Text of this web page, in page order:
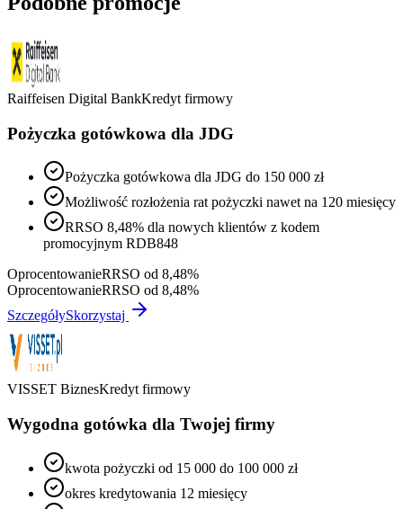
Raiffeisen Digital BankKredyt firmowy
Pożyczka gotówkowa dla JDG
Pożyczka gotówkowa dla JDG do 150 000 zł
Możliwość rozłożenia rat pożyczki nawet na 120 miesięcy
RRSO 8,48% dla nowych klientów z kodem
promocyjnym RDB848
OprocentowanieRRSO od 8,48%
OprocentowanieRRSO od 8,48%
SzczegółySkorzystaj
VISSET BiznesKredyt firmowy
Wygodna gotówka dla Twojej firmy
kwota pożyczki od 15 000 do 100 000 zł
okres kredytowania 12 miesięcy